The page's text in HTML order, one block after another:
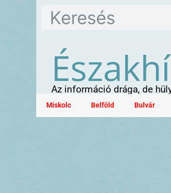
Az információ drága, de
Miskolc Belföld Bulvár